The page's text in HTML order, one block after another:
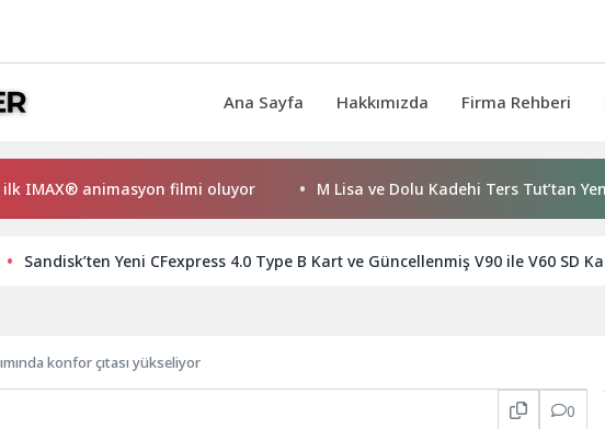
Ana Sayfa Hakkımızda Firma Rehberi
animasyon filmi oluyor M Lisa ve Dolu Kadehi Ters Tut’tan Yeni İş
Sandisk’ten Yeni CFexpress 4.0 Type B Kart ve Güncellenmiş V90 ile V60 SD
konfor çıtası yükseliyor
0